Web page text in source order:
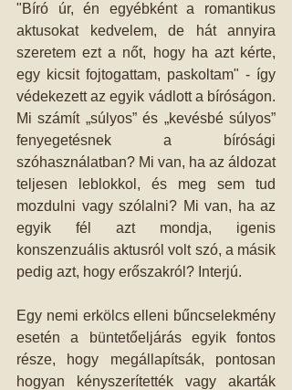
"Bíró úr, én egyébként a romantikus
aktusokat kedvelem, de hát annyira
szeretem ezt a nőt, hogy ha azt kérte,
egy kicsit fojtogattam, paskoltam" - így
védekezett az egyik vádlott a bíróságon.
Mi számít „súlyos” és „kevésbé súlyos”
fenyegetésnek a bírósági
szóhasználatban? Mi van, ha az áldozat
teljesen leblokkol, és meg sem tud
mozdulni vagy szólalni? Mi van, ha az
egyik fél azt mondja, igenis
konszenzuális aktusról volt szó, a másik
pedig azt, hogy erőszakról? Interjú.
Egy nemi erkölcs elleni bűncselekmény
esetén a büntetőeljárás egyik fontos
része, hogy megállapítsák, pontosan
hogyan kényszerítették vagy akarták